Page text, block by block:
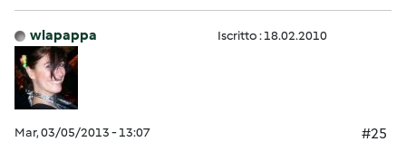
wlapappa Iscritto : 18.02.2010
Mar, 03/05/2013 - 13:07
#25